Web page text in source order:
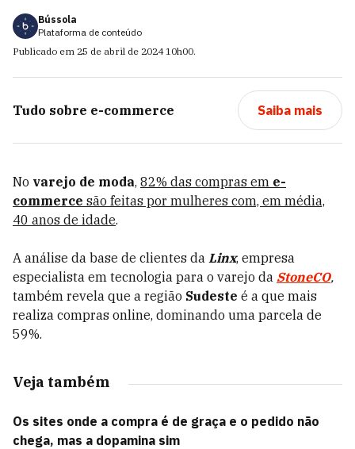
Bússola
Plataforma de conteúdo
Publicado em 25 de abril de 2024 10h00.
Tudo sobre e-commerce Saiba mais
No varejo de moda, 82% das compras em e-
commerce são feitas por mulheres com, em média,
40 anos de idade.
A análise da base de clientes da Linx, empresa
especialista em tecnologia para o varejo da StoneCO,
também revela que a região Sudeste é a que mais
realiza compras online, dominando uma parcela de
59%.
Veja também
Os sites onde a compra é de graça e o pedido não
chega, mas a dopamina sim